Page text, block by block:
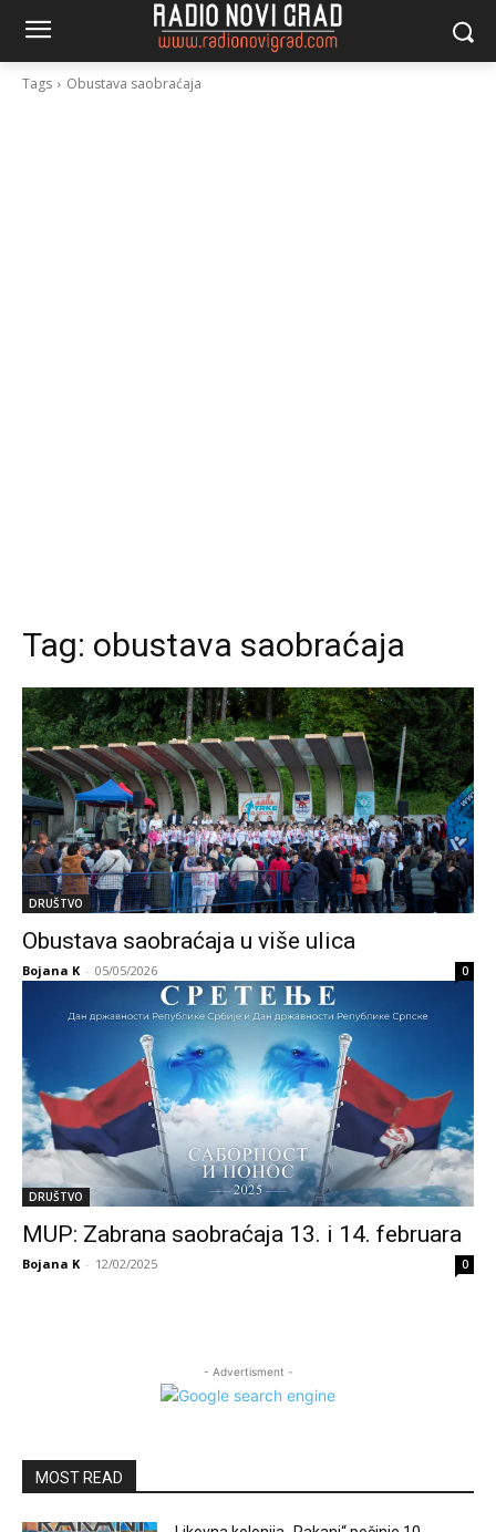
Tags Obustava saobraćaja
Tag: obustava saobraćaja
DRUŠTVO
Obustava saobraćaja u više ulica
Bojana K - 05/05/2026 0
DRUŠTVO
MUP: Zabrana saobraćaja 13. i 14. februara
Bojana K - 12/02/2025 0
- Advertisment -
MOST READ